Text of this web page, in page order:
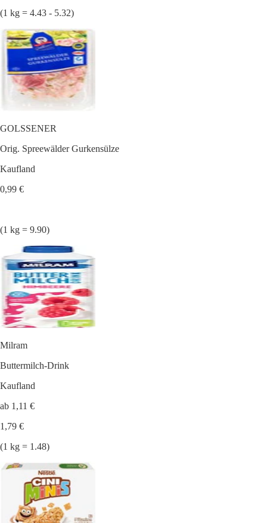
(1 kg = 4.43 - 5.32)
GOLSSENER
Orig. Spreewälder Gurkensülze
Kaufland
0,99 €
(1 kg = 9.90)
Milram
Buttermilch-Drink
Kaufland
ab 1,11 €
1,79 €
(1 kg = 1.48)